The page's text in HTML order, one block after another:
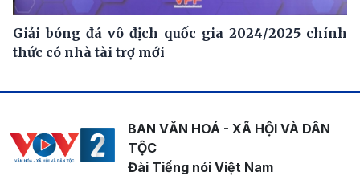
Giải bóng đá vô địch quốc gia 2024/2025 chính
thức có nhà tài trợ mới
BAN VĂN HOÁ - XÃ HỘI VÀ DÂN
TỘC
Đài Tiếng nói Việt Nam